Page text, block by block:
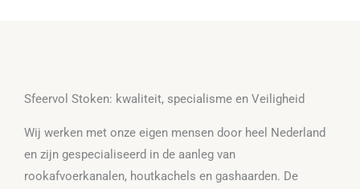
Sfeervol Stoken: kwaliteit, specialisme en Veiligheid
Wij werken met onze eigen mensen door heel Nederland
en zijn gespecialiseerd in de aanleg van
rookafvoerkanalen, houtkachels en gashaarden. De